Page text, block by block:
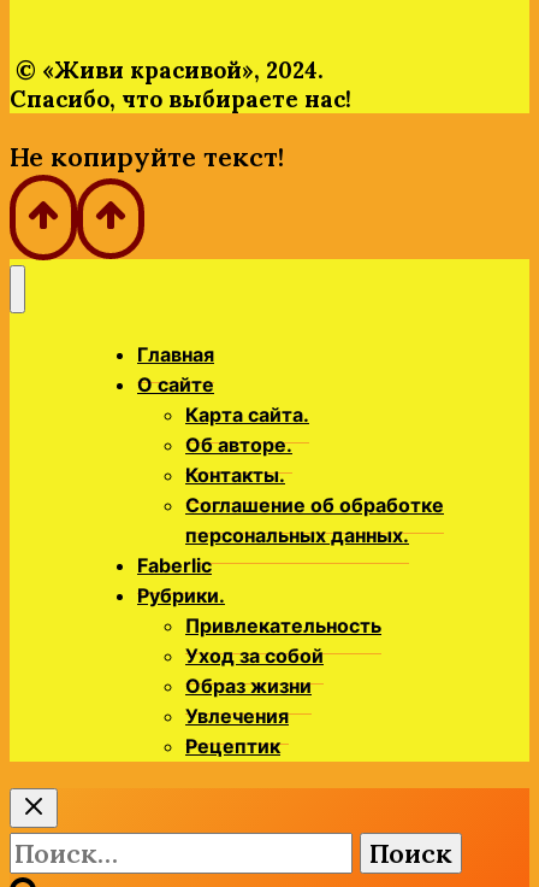
© «Живи красивой», 2024.
Спасибо, что выбираете нас!
Не копируйте текст!
Главная
О сайте
Карта сайта.
Об авторе.
Контакты.
Соглашение об обработке
персональных данных.
Faberlic
Рубрики.
Привлекательность
Уход за собой
Образ жизни
Увлечения
Рецептик
Найти: